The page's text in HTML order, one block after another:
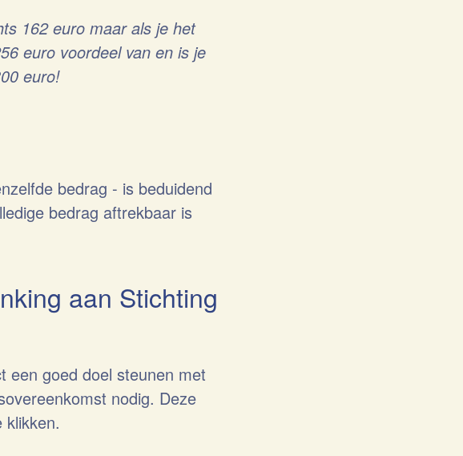
162 euro maar als je het
euro voordeel van en is je
euro!
bedrag - is beduidend
bedrag aftrekbaar is
aan Stichting
een goed doel steunen met
nodig. Deze
klikken.